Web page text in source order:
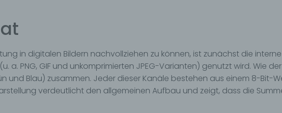
in digitalen Bildern nachvollziehen zu können, ist zunächst die
a. PNG, GIF und unkomprimierten JPEG-Varianten) genutzt wird. Wie
und Blau) zusammen. Jeder dieser Kanäle bestehen aus einem 8-Bit-
verdeutlicht den allgemeinen Aufbau und zeigt, dass die